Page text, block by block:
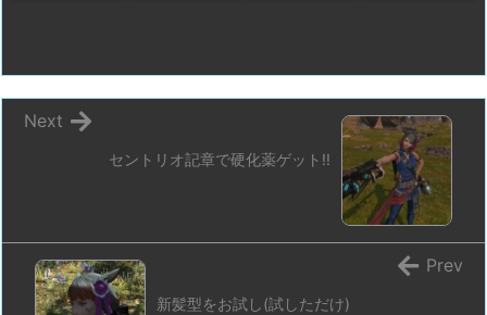
セントリオ記章で硬化薬ゲット!!
Next
新髪型をお試し(試しただけ)
Prev